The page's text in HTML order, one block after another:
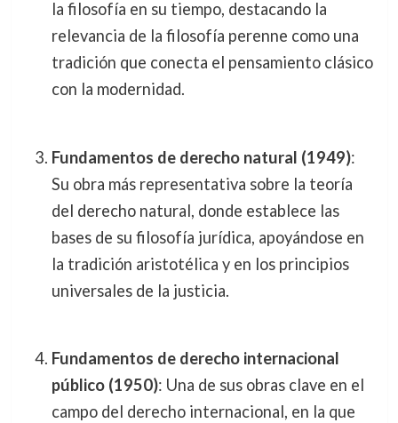
la filosofía en su tiempo, destacando la
relevancia de la filosofía perenne como una
tradición que conecta el pensamiento clásico
con la modernidad.
Fundamentos de derecho natural (1949):
Su obra más representativa sobre la teoría
del derecho natural, donde establece las
bases de su filosofía jurídica, apoyándose en
la tradición aristotélica y en los principios
universales de la justicia.
Fundamentos de derecho internacional
público (1950): Una de sus obras clave en el
campo del derecho internacional, en la que